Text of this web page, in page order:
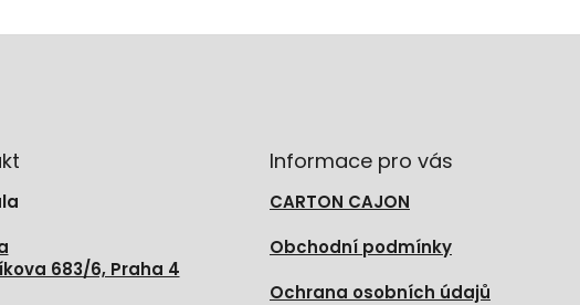
683/6, Praha 4
Informace pro vás
CARTON CAJON
Obchodní podmínky
Ochrana osobních údajů